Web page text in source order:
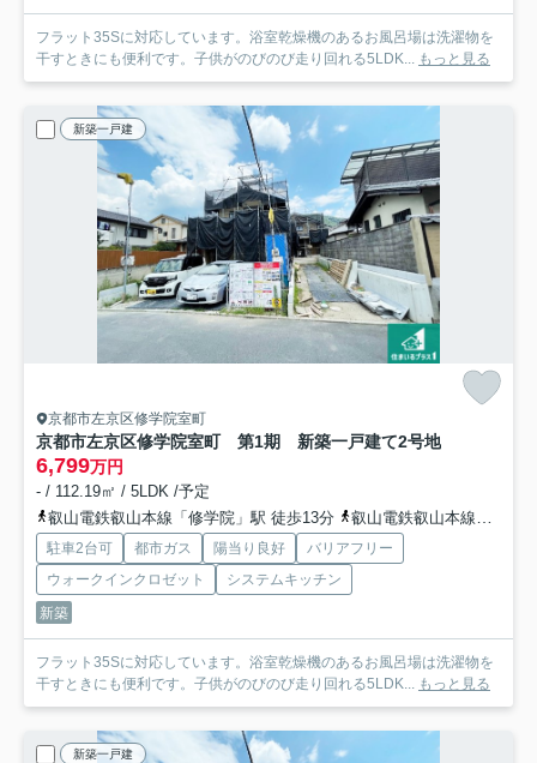
フラット35Sに対応しています。浴室乾燥機のあるお風呂場は洗濯物を
干すときにも便利です。子供がのびのび走り回れる5LDK... もっと見る
新築一戸建
京都市左京区修学院室町
京都市左京区修学院室町 第1期 新築一戸建て2号地
6,799万円
- / 112.19㎡ / 5LDK /予定
叡山電鉄叡山本線「修学院」駅 徒歩13分
叡山電鉄叡山本線「宝ケ池」駅 徒歩13分
駐車2台可 都市ガス 陽当り良好
バリアフリー
ウォークインクロゼット
システムキッチン
新築
フラット35Sに対応しています。浴室乾燥機のあるお風呂場は洗濯物を
干すときにも便利です。子供がのびのび走り回れる5LDK... もっと見る
新築一戸建